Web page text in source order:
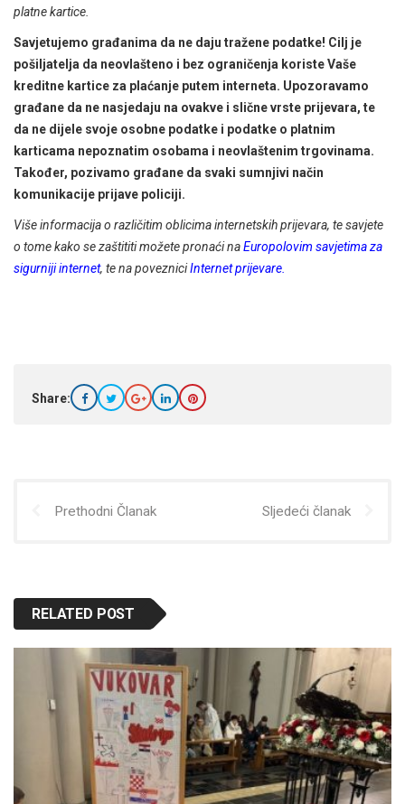
platne kartice.
Savjetujemo građanima da ne daju tražene podatke! Cilj je
pošiljatelja da neovlašteno i bez ograničenja koriste Vaše
kreditne kartice za plaćanje putem interneta. Upozoravamo
građane da ne nasjedaju na ovakve i slične vrste prijevara, te
da ne dijele svoje osobne podatke i podatke o platnim
karticama nepoznatim osobama i neovlaštenim trgovinama.
Također, pozivamo građane da svaki sumnjivi način
komunikacije prijave policiji.
Više informacija o različitim oblicima internetskih prijevara, te savjete
o tome kako se zaštititi možete pronaći naEuropolovim savjetima za
sigurniji internet, te na povezniciInternet prijevare.
Share:
Prethodni Članak Sljedeći članak
RELATED POST